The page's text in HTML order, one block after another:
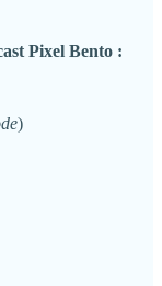
Pixel Bento :
)